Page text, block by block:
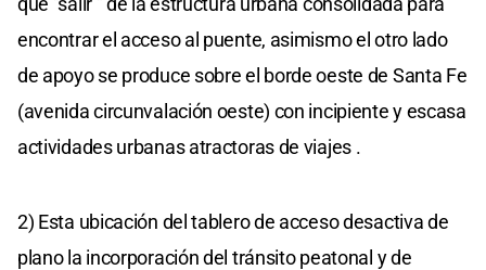
encontrar el acceso al puente, asimismo el otro lado
de apoyo se produce sobre el borde oeste de Santa Fe
(avenida circunvalación oeste) con incipiente y escasa
actividades urbanas atractoras de viajes .
2) Esta ubicación del tablero de acceso desactiva de
plano la incorporación del tránsito peatonal y de